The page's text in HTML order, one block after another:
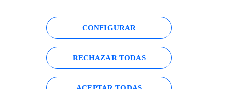
Política de cookies Aviso legal
Accesibilidad Política de privacidad
Mapa del sitio
CONFIGURAR
RECHAZAR TODAS